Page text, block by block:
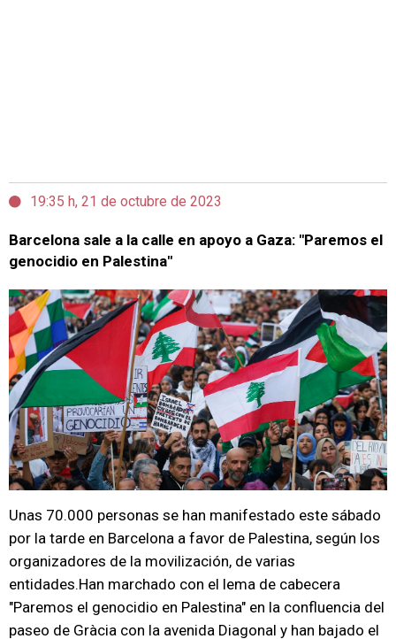
19:35 h, 21 de octubre de 2023
Barcelona sale a la calle en apoyo a Gaza: "Paremos el
genocidio en Palestina"
Unas 70.000 personas se han manifestado este sábado
por la tarde en Barcelona a favor de Palestina, según los
organizadores de la movilización, de varias
entidades.Han marchado con el lema de cabecera
"Paremos el genocidio en Palestina" en la confluencia del
paseo de Gràcia con la avenida Diagonal y han bajado el